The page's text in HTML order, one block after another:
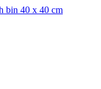
bin 40 x 40 cm